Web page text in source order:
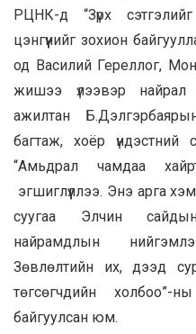
РЦНК-д “Зүрх
цэнгүүнийг зохион
од Василий Гереллог,
жишээ үлээвэр найрал
ажилтан
багтаж, хоёр үндэстний
“Амьдрал чамдаа
эгшиглүүллээ. Энэ арга
суугаа Элчин
найрамдлын
Зөвлөлтийн их, дээд
төгсөгчдийн холбоо”-
байгуулсан юм.